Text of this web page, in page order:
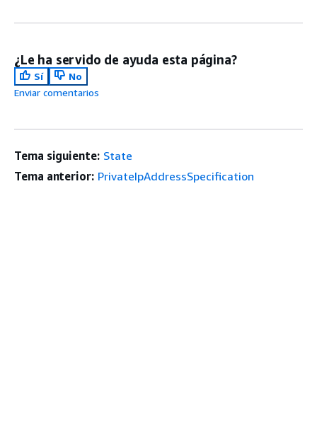
¿Le ha servido de ayuda esta página?
Sí
No
Enviar comentarios
Tema siguiente: State
Tema anterior: PrivateIpAddressSpecification